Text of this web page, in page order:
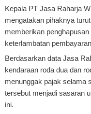
Kepala PT Jasa Raharja
mengatakan pihaknya
memberikan
keterlambatan
Berdasarkan data Jasa
kendaraan roda dua dan
menunggak pajak selama
tersebut menjadi sasaran
ini.